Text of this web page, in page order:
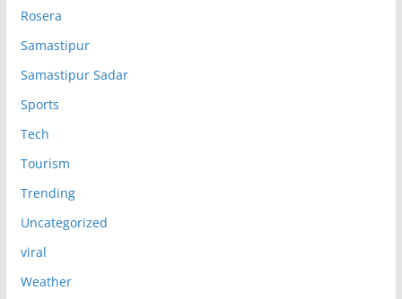
Rosera
Samastipur
Samastipur Sadar
Sports
Tech
Tourism
Trending
Uncategorized
viral
Weather